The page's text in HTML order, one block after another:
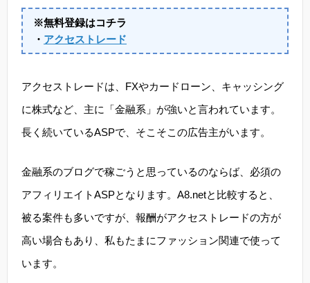
※無料登録はコチラ
・ アクセストレード
アクセストレードは、FXやカードローン、キャッシング
に株式など、主に「金融系」が強いと言われています。
長く続いているASPで、そこそこの広告主がいます。
金融系のブログで稼ごうと思っているのならば、必須の
アフィリエイトASPとなります。A8.netと比較すると、
被る案件も多いですが、報酬がアクセストレードの方が
高い場合もあり、私もたまにファッション関連で使って
います。